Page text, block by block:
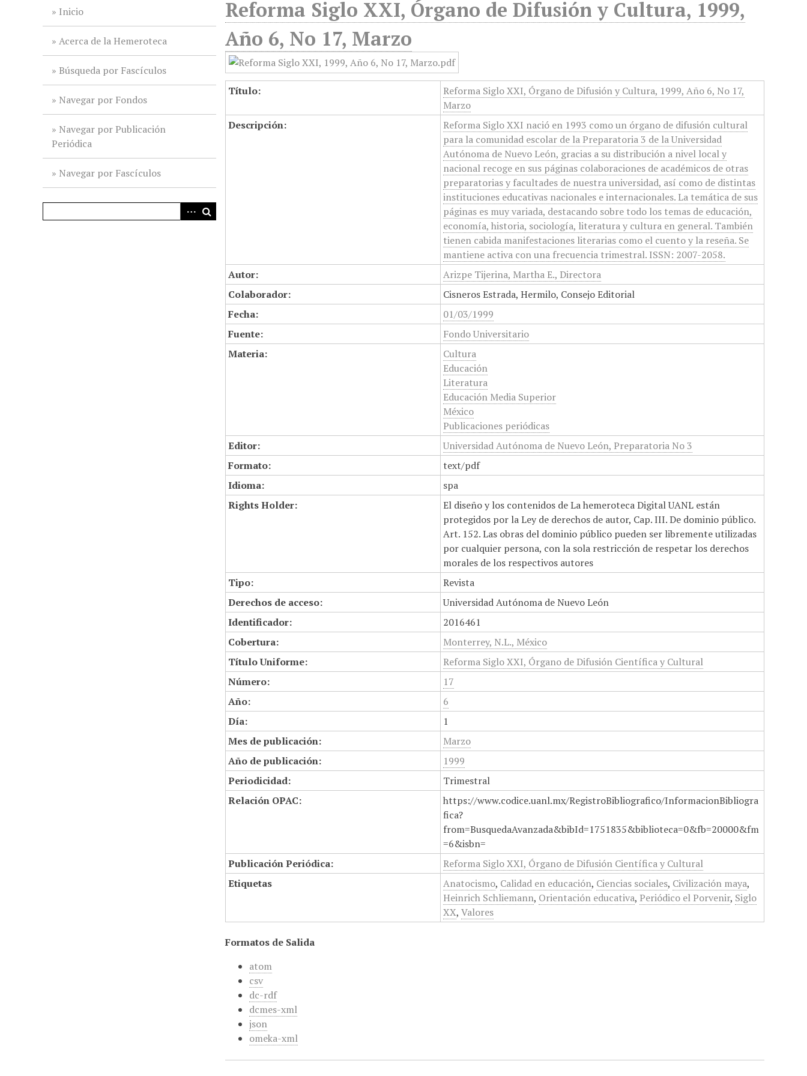
Inicio
Acerca de la Hemeroteca
Búsqueda por Fascículos
Navegar por Fondos
Navegar por Publicación
Periódica
Navegar por Fascículos
Reforma Siglo XXI, Órgano de Difusión y Cultura, 1999,
Año 6, No 17, Marzo
Título:
Reforma Siglo XXI, Órgano de Difusión y Cultura, 1999, Año 6, No 17,
Marzo
Descripción:
Reforma Siglo XXI nació en 1993 como un órgano de difusión cultural
para la comunidad escolar de la Preparatoria 3 de la Universidad
Autónoma de Nuevo León, gracias a su distribución a nivel local y
nacional recoge en sus páginas colaboraciones de académicos de otras
preparatorias y facultades de nuestra universidad, así como de distintas
instituciones educativas nacionales e internacionales. La temática de sus
páginas es muy variada, destacando sobre todo los temas de educación,
economía, historia, sociología, literatura y cultura en general. También
tienen cabida manifestaciones literarias como el cuento y la reseña. Se
mantiene activa con una frecuencia trimestral. ISSN: 2007-2058.
Autor:
Arizpe Tijerina, Martha E., Directora
Colaborador:
Cisneros Estrada, Hermilo, Consejo Editorial
Fecha:
01/03/1999
Fuente:
Fondo Universitario
Materia:
Cultura
Educación
Literatura
Educación Media Superior
México
Publicaciones periódicas
Editor:
Universidad Autónoma de Nuevo León, Preparatoria No 3
Formato:
text/pdf
Idioma:
spa
Rights Holder:
El diseño y los contenidos de La hemeroteca Digital UANL están
protegidos por la Ley de derechos de autor, Cap. III. De dominio público.
Art. 152. Las obras del dominio público pueden ser libremente utilizadas
por cualquier persona, con la sola restricción de respetar los derechos
morales de los respectivos autores
Tipo:
Revista
Derechos de acceso:
Universidad Autónoma de Nuevo León
Identificador:
2016461
Cobertura:
Monterrey, N.L., México
Título Uniforme:
Reforma Siglo XXI, Órgano de Difusión Científica y Cultural
Número:
17
Año:
6
Día:
1
Mes de publicación:
Marzo
Año de publicación:
1999
Periodicidad:
Trimestral
Relación OPAC:
https://www.codice.uanl.mx/RegistroBibliografico/InformacionBibliogra
fica?
from=BusquedaAvanzada&bibId=1751835&biblioteca=0&fb=20000&fm
=6&isbn=
Publicación Periódica:
Reforma Siglo XXI, Órgano de Difusión Científica y Cultural
Etiquetas
Anatocismo, Calidad en educación, Ciencias sociales, Civilización maya,
Heinrich Schliemann, Orientación educativa, Periódico el Porvenir, Siglo
XX,Valores
Formatos de Salida
atom
csv
dc-rdf
dcmes-xml
json
omeka-xml